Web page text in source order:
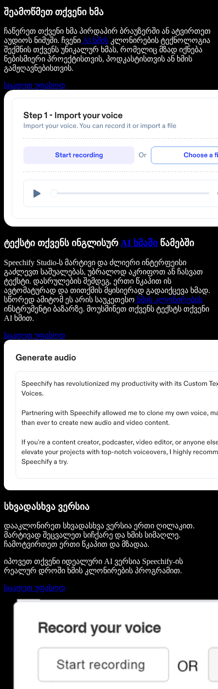
შეამოწმეთ თქვენი ხმა
ჩაწერეთ თქვენი ხმა პირდაპირ ბრაუზერში ან ატვირთეთ
აუდიოს ნიმუში. ჩვენი AI ხმის კლონირების ტექნოლოგია
შექმნის თქვენს უნიკალურ ხმას, რომელიც მზად იქნება
ნებისმიერი პროექტისთვის, პოდკასტისთვის ან ხმის
გამჟღავნებისთვის.
სცადეთ უფასოდ
ტექსტი თქვენს ინგლისურ AI ხმაში წამებში
Speechify Studio-ს მარტივი და ძლიერი ინტერფეისი
გაძლევთ საშუალებას, უბრალოდ აკრიფოთ ან ჩასვათ
ტექსტი. დასრულების შემდეგ, ერთი წკაპით ის
ავტომატურად და თითქმის მყისიერად გადაიქცევა ხმად.
სწორედ ამიტომ ეს არის საუკეთესო ხმის კლონირების
ინსტრუმენტი ბაზარზე. მოუსმინეთ თქვენს ტექსტს თქვენი
AI ხმით.
სცადეთ უფასოდ
სხვადასხვა ვერსია
დააკლონირეთ სხვადასხვა ვერსია ერთი ღილაკით.
მარტივად შეცვალეთ სიჩქარე და ხმის სიმაღლე.
ჩამოტვირთეთ ერთი წკაპით და მზადაა.
იპოვეთ თქვენი იდეალური AI ვერსია Speechify-ის
რეალურ დროში ხმის კლონირების პროგრამით.
სცადეთ უფასოდ